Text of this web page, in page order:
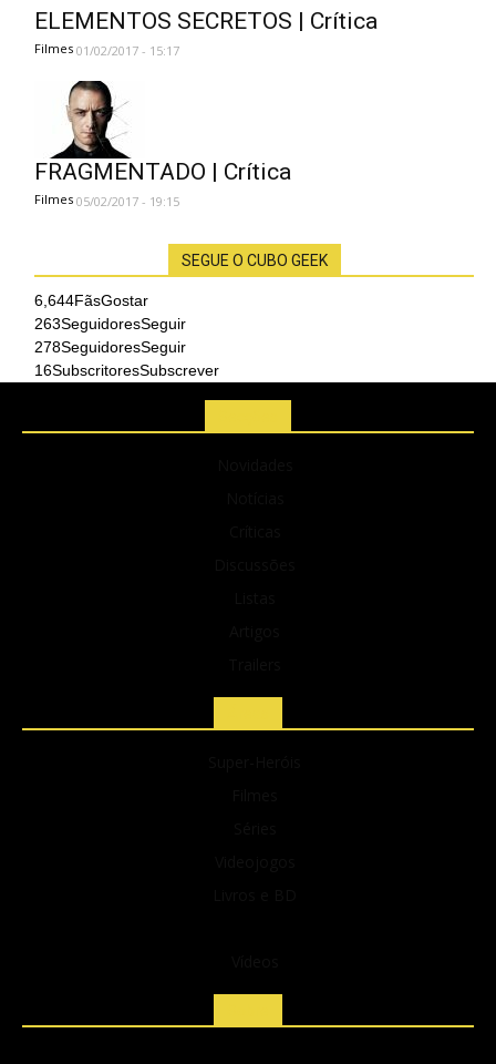
ELEMENTOS SECRETOS | Crítica
Filmes 01/02/2017 - 15:17
FRAGMENTADO | Crítica
Filmes 05/02/2017 - 19:15
SEGUE O CUBO GEEK
6,644FãsGostar
263SeguidoresSeguir
278SeguidoresSeguir
16SubscritoresSubscrever